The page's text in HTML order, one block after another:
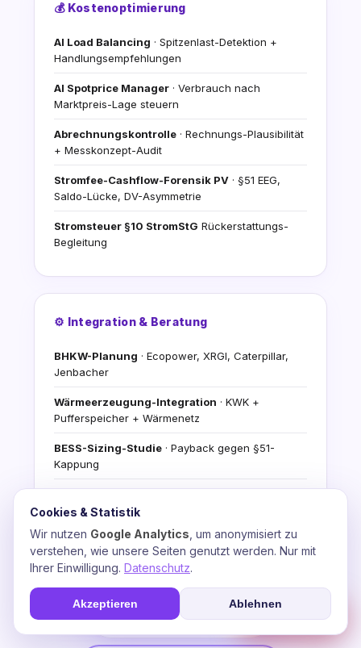
💬 Beratung anfragen
💰 Kostenoptimierung
AI Load Balancing · Spitzenlast-Detektion +
Handlungsempfehlungen
AI Spotprice Manager · Verbrauch nach
Marktpreis-Lage steuern
Abrechnungskontrolle · Rechnungs-Plausibilität
+ Messkonzept-Audit
Stromfee-Cashflow-Forensik PV · §51 EEG,
Saldo-Lücke, DV-Asymmetrie
Stromsteuer §10 StromStG Rückerstattungs-
Begleitung
⚙️ Integration & Beratung
BHKW-Planung · Ecopower, XRGI, Caterpillar,
Jenbacher
Wärmeerzeugung-Integration · KWK +
Pufferspeicher + Wärmenetz
BESS-Sizing-Studie · Payback gegen §51-
Kappung
Energiefluss-Analyse
Förderantrag-Begleitung· BAFA, BMDV,
progres.NRW, WELMO
Kostenlose Demo+ Erst-Beratungs-Konsultation
Cookies & Statistik
Wir nutzen Google Analytics , um anonymisiert zu
verstehen, wie unsere Seiten genutzt werden. Nur mit
Ihrer Einwilligung. Datenschutz.
Akzeptieren Ablehnen
☎